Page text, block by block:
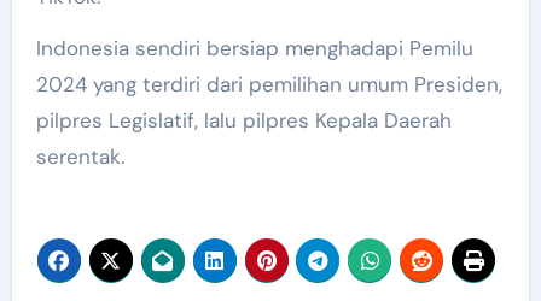
Indonesia sendiri bersiap menghadapi Pemilu
2024 yang terdiri dari pemilihan umum Presiden,
pilpres Legislatif, lalu pilpres Kepala Daerah
serentak.